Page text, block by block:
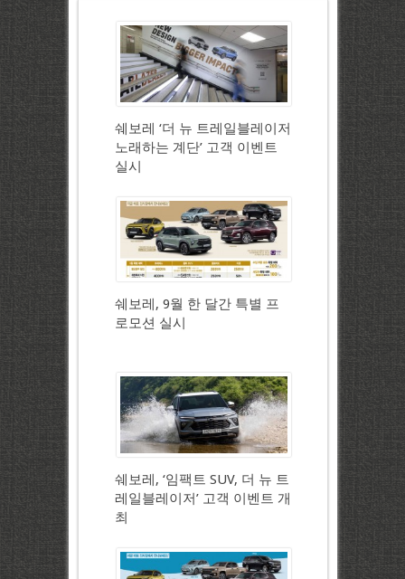
쉐보레 ‘더 뉴 트레일블레이저
노래하는 계단’ 고객 이벤트
실시
쉐보레, 9월 한 달간 특별 프
로모션 실시
쉐보레, ‘임팩트 SUV, 더 뉴 트
레일블레이저’ 고객 이벤트 개
최